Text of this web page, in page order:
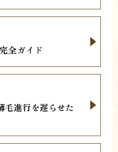
全ガイド
毛進行を遅らせた